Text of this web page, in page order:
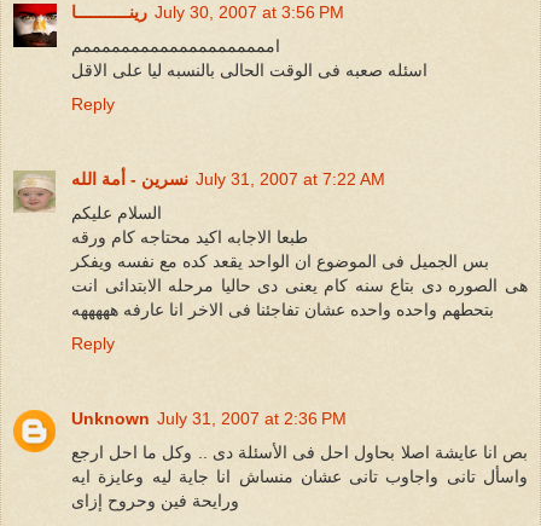
رينـــــــــــا July 30, 2007 at 3:56 PM
اممممممممممممممممممممم
اسئله صعبه فى الوقت الحالى بالنسبه ليا على الاقل
Reply
نسرين - أمة الله July 31, 2007 at 7:22 AM
السلام عليكم
طبعا الاجابه اكيد محتاجه كام ورقه
بس الجميل فى الموضوع ان الواحد يقعد كده مع نفسه ويفكر
هى الصوره دى بتاع سنه كام يعنى دى حاليا مرحله الابتدائى انت
بتحطهم واحده واحده عشان تفاجئنا فى الاخر انا عارفه هههههه
Reply
Unknown July 31, 2007 at 2:36 PM
بص انا عايشة اصلا بحاول احل فى الأسئلة دى .. وكل ما احل ارجع
واسأل تانى واجاوب تانى عشان منساش انا جاية ليه وعايزة ايه
ورايحة فين وحروح إزاى